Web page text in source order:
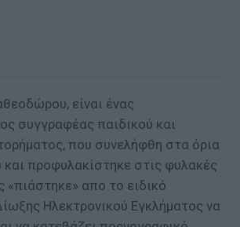
είναι ένας
συγγραφέας παιδικού και
που συνελήφθη στα όρια
προφυλακίστηκε στις φυλακές
απο το ειδικό
Ηλεκτρονικού Εγκλήματος να